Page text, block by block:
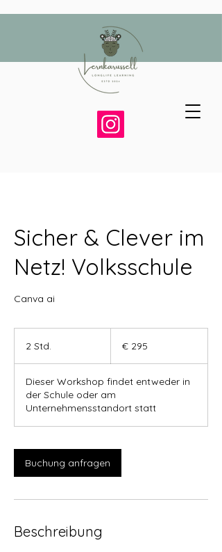
Sicher & Clever im
Netz! Volksschule
Canva ai
2 Std.
d
.
€ 295
Dieser Workshop findet entweder in
der Schule oder am
Unternehmensstandort statt
Buchung anfragen
Beschreibung